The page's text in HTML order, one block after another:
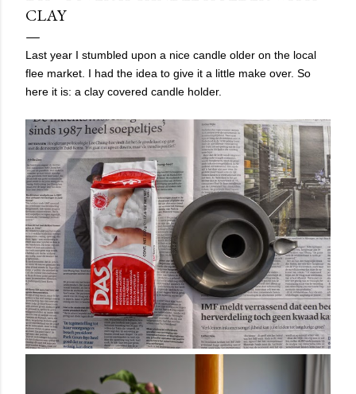
CLAY
Last year I stumbled upon a nice candle older on the local
flee market. I had the idea to give it a little make over. So
here it is: a clay covered candle holder.